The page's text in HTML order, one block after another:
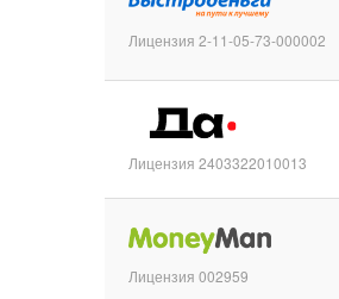
Лицензия 2-11-05-73-000002
Лицензия 2403322010013
Лицензия 002959